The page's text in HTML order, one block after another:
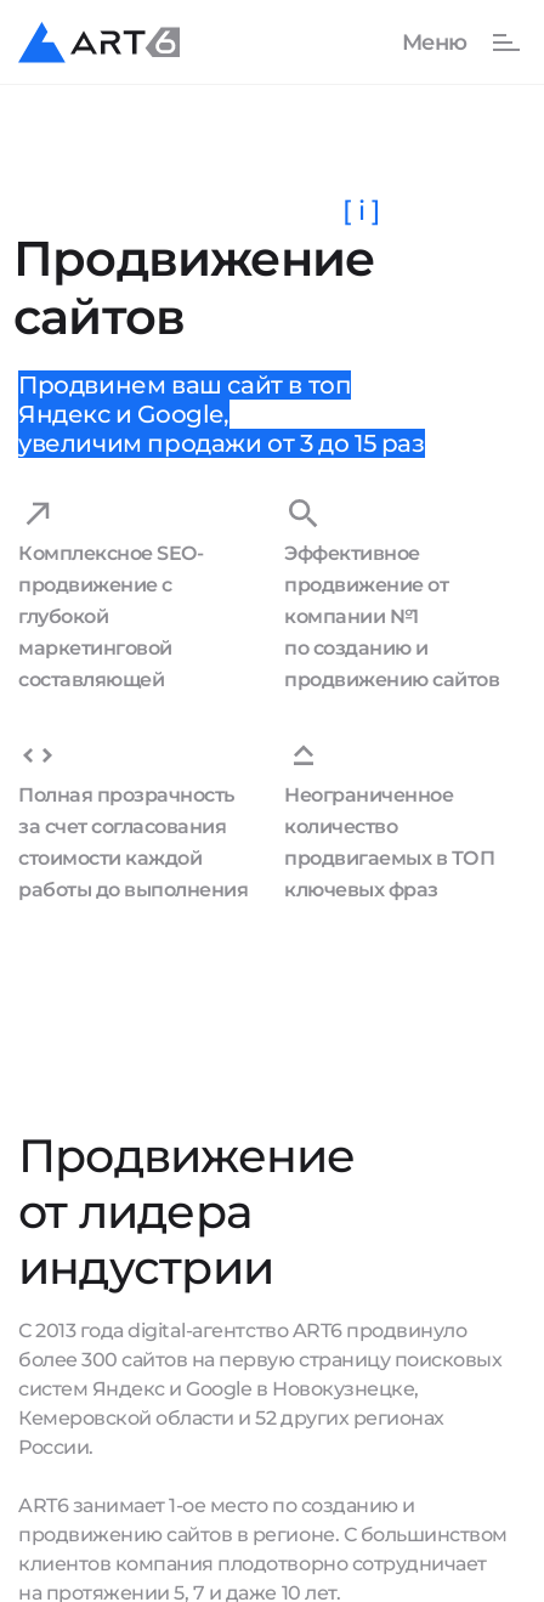
Продвижение
сайтов
[ i ]
Продвинем ваш сайт в топ
Яндекс и Google,
увеличим продажи от 3 до 15 раз
Комплексное SEO-
продвижение с
глубокой
маркетинговой
составляющей
Эффективное
продвижение от
компании №1
по созданию и
продвижению сайтов
Полная прозрачность
за счет согласования
стоимости каждой
работы до выполнения
Неограниченное
количество
продвигаемых в ТОП
ключевых фраз
Продвижение
от лидера
индустрии
С 2013 года digital-агентство ART6 продвинуло
более 300 сайтов на первую страницу поисковых
систем Яндекс и Google в Новокузнецке,
Кемеровской области и 52 других регионах
России.
ART6 занимает 1-ое место по созданию и
продвижению сайтов в регионе. С большинством
клиентов компания плодотворно сотрудничает
на протяжении 5, 7 и даже 10 лет.